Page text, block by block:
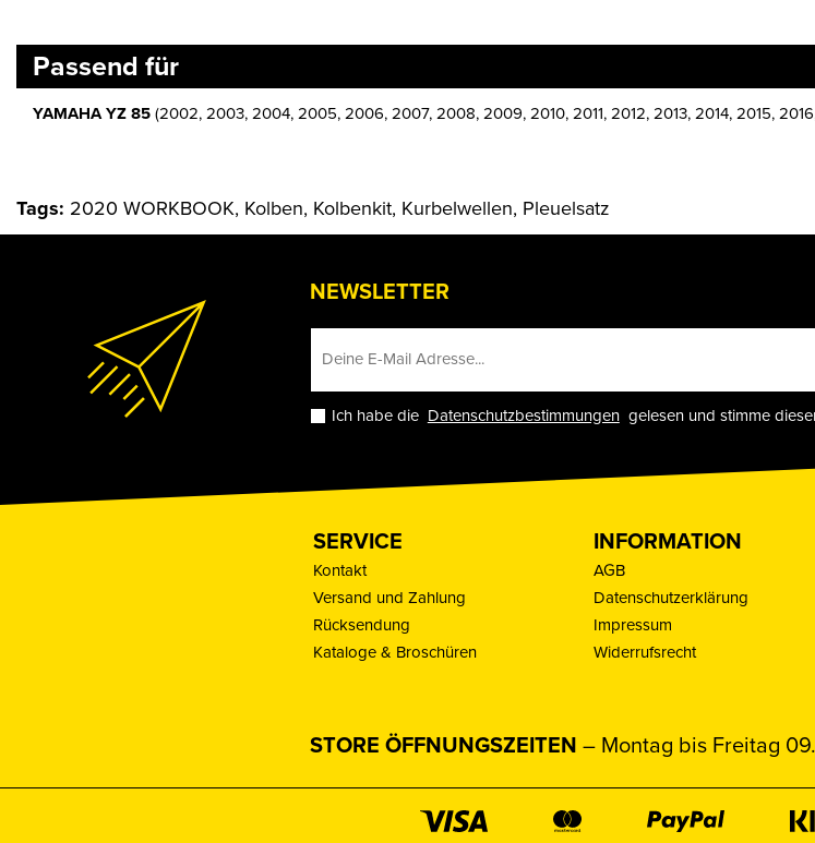
Passend für
YAMAHA YZ 85(2002, 2003, 2004, 2005, 2006, 2007, 2008, 2009, 2010, 2011, 2012, 2013, 2014, 2015,
Tags: 2020 WORKBOOK, Kolben, Kolbenkit, Kurbelwellen, Pleuelsatz
NEWSLETTER
Ich habe die Datenschutzbestimmungengelesen und stimme
SERVICE
Kontakt
Versand und Zahlung
Rücksendung
Kataloge & Broschüren
INFORMATION
AGB
Datenschutzerklärung
Impressum
Widerrufsrecht
STORE ÖFFNUNGSZEITEN – Montag bis Freitag